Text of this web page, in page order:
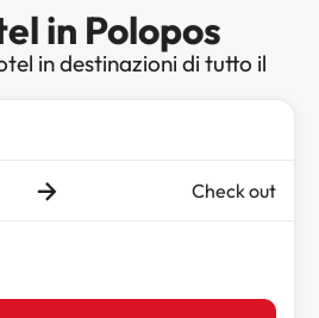
in Polopos
in destinazioni di tutto il
Check out